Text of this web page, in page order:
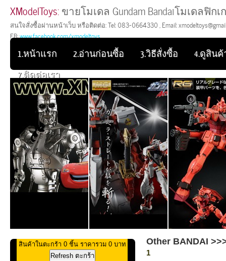
XModelToys: ขายโมเดล Gundam Bandaiโมเดลฟิ
สนใจสั่งซื้อผ่านหน้าเว็บ หรือติดต่อ: Tel: 083-0664330 , Email:
FB:www.facebook.com/xmodeltoys
1.หน้าแรก 2.อ่านก่อนซื้อ 3.วิธีสั่งซื้อ
4.ดูสิน
7.ติดต่อเรา
สินค้าในตะกร้า 0 ชิ้น ราคารวม 0 บาท Other BANDAI
1